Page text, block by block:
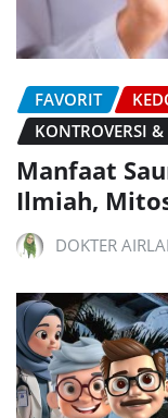
FAVORIT
KONTROVERSI
Manfaat
Ilmiah,
DOKTER